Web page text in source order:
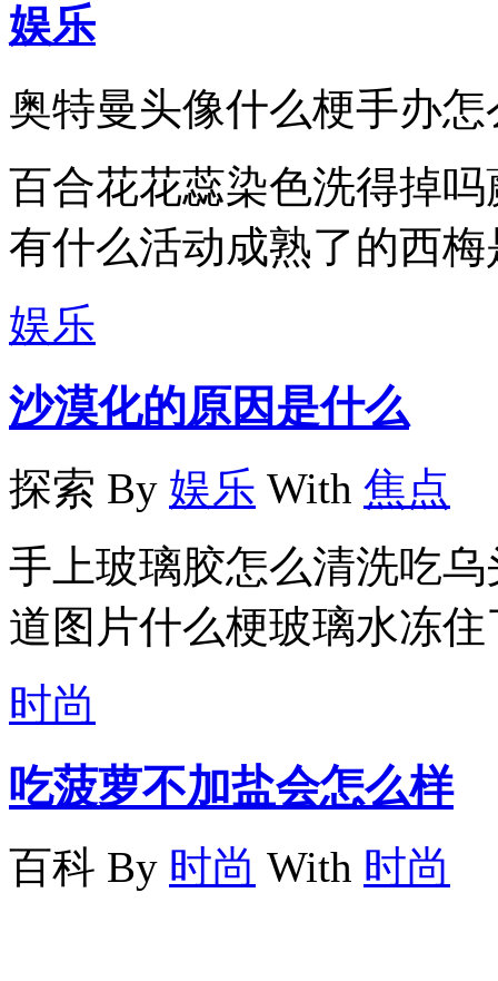
娱乐
奥特曼头像什么梗手办怎
百合花花蕊染色洗得掉
有什么活动成熟了的西
娱乐
沙漠化的原因是什么
探索 By 娱乐 With 焦点
手上玻璃胶怎么清洗吃
道图片什么梗玻璃水冻
时尚
吃菠萝不加盐会怎么样
百科 By 时尚 With 时尚